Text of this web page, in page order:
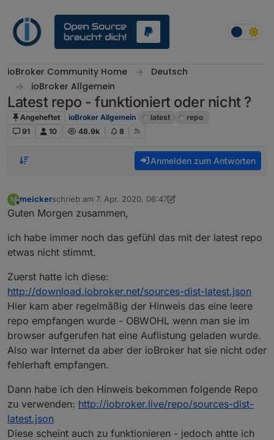
ioBroker Community Home
Deutsch
ioBroker Allgemein
Latest repo - funktioniert oder nicht ?
Angeheftet ioBroker Allgemein latest
repo
91
10 48.9k 8
Anmelden zum Antworten
M
Offline
meickerschrieb am 7. Apr. 2020, 06:47
zuletzt editiert von meicker4. Juli 2020, 22:07
Guten Morgen zusammen,
ich habe immer noch das gefühl das mit der latest repo
etwas nicht stimmt.
Zuerst hatte ich diese:
http://download.iobroker.net/sources-dist-latest.json
Hier kam aber regelmäßig der Hinweis das eine leere
repo empfangen wurde - OBWOHL wenn man sie im
browser aufgerufen hat eine Auflistung geladen wurde.
Also war Internet da aber der ioBroker hat sie nicht oder
fehlerhaft empfangen.
Dann habe ich den Hinweis bekommen folgende Repo
zu verwenden: http://iobroker.live/repo/sources-dist-
latest.json
Diese scheint auch zu funktionieren - jedoch ahtte ich